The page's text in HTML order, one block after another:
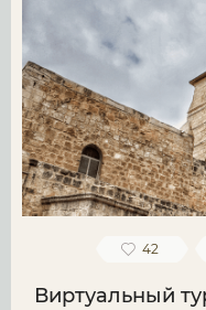
42
Виртуальный